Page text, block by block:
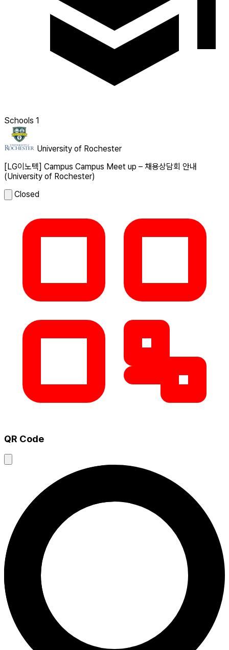
Schools 1
University of Rochester
[LG이노텍] Campus Campus Meet up – 채용상담회 안내
(University of Rochester)
Closed
QR Code